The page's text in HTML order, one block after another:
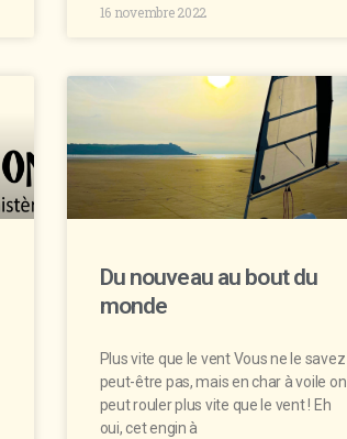
16 novembre 2022
Du nouveau au bout du
monde
Plus vite que le vent Vous ne le savez
peut-être pas, mais en char à voile on
peut rouler plus vite que le vent ! Eh
oui, cet engin à